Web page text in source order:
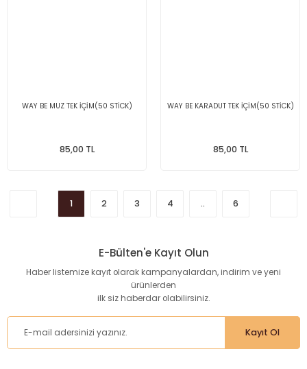
WAY BE MUZ TEK İÇİM(50 STİCK)
85,00 TL
WAY BE KARADUT TEK İÇİM(50 STİCK)
85,00 TL
1 2 3 4 .. 6
E-Bülten'e Kayıt Olun
Haber listemize kayıt olarak kampanyalardan, indirim ve yeni
ürünlerden
ilk siz haberdar olabilirsiniz.
Kayıt Ol